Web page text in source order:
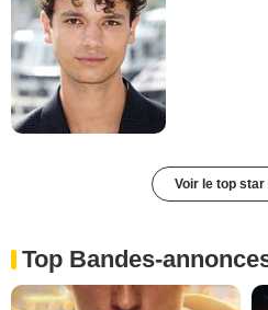
Voir le top
Top Bandes-